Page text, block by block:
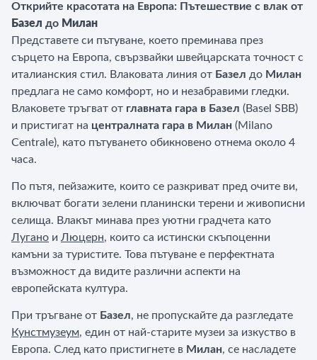
Открийте красотата на Европа: Пътешествие с влак от
Базел до Милан
Представете си пътуване, което преминава през
сърцето на Европа, свързвайки швейцарската точност с
италианския стил. Влаковата линия от Базел до Милан
предлага не само комфорт, но и незабравими гледки.
Влаковете тръгват от главната гара в Базел (Basel SBB)
и пристигат на централната гара в Милан (Milano
Centrale), като пътуването обикновено отнема около 4
часа.
По пътя, пейзажите, които се разкриват пред очите ви,
включват богати зелени планински терени и живописни
селища. Влакът минава през уютни градчета като
Лугано и Люцерн, които са истински скъпоценни
камъни за туристите. Това пътуване е перфектната
възможност да видите различни аспекти на
европейската култура.
При тръгване от Базел, не пропускайте да разгледате
Кунстмузеум, един от най-старите музеи за изкуство в
Европа. След като пристигнете в Милан, се насладете